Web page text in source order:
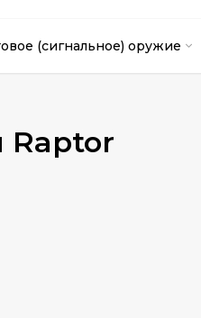
(сигнальное) оружие
Raptor